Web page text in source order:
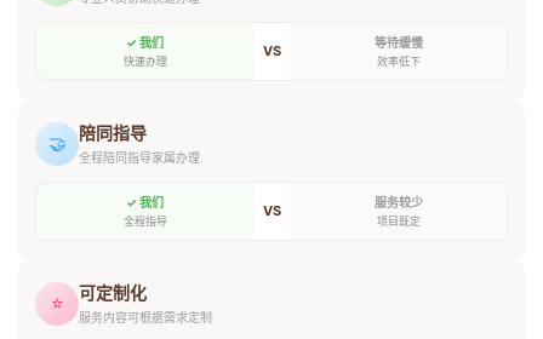
✓ 我们
快速办理
VS 等待缓慢
效率低下
🤝 陪同指导
全程陪同指导家属办理
✓ 我们
全程指导
VS 服务较少
项目既定
⭐ 可定制化
服务内容可根据需求定制